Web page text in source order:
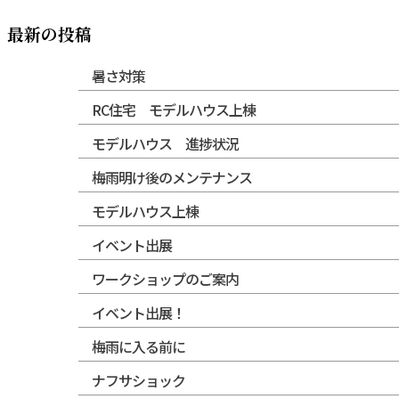
最新の投稿
暑さ対策
RC住宅 モデルハウス上棟
モデルハウス 進捗状況
梅雨明け後のメンテナンス
モデルハウス上棟
イベント出展
ワークショップのご案内
イベント出展！
梅雨に入る前に
ナフサショック